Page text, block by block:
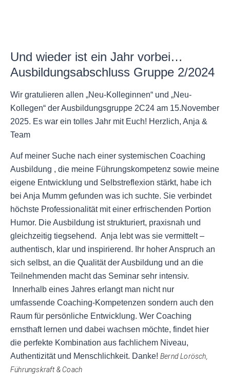
Und wieder ist ein Jahr vorbei…
Ausbildungsabschluss Gruppe 2/2024
Wir gratulieren allen „Neu-Kolleginnen“ und „Neu-
Kollegen“ der Ausbildungsgruppe 2C24 am 15.November
2025. Es war ein tolles Jahr mit Euch! Herzlich, Anja &
Team
Auf meiner Suche nach einer systemischen Coaching
Ausbildung , die meine Führungskompetenz sowie meine
eigene Entwicklung und Selbstreflexion stärkt, habe ich
bei Anja Mumm gefunden was ich suchte. Sie verbindet
höchste Professionalität mit einer erfrischenden Portion
Humor. Die Ausbildung ist strukturiert, praxisnah und
gleichzeitig tiegsehend. Anja lebt was sie vermittelt –
authentisch, klar und inspirierend. Ihr hoher Anspruch an
sich selbst, an die Qualität der Ausbildung und an die
Teilnehmenden macht das Seminar sehr intensiv.
Innerhalb eines Jahres erlangt man nicht nur
umfassende Coaching-Kompetenzen sondern auch den
Raum für persönliche Entwicklung. Wer Coaching
ernsthaft lernen und dabei wachsen möchte, findet hier
die perfekte Kombination aus fachlichem Niveau,
Authentizität und Menschlichkeit. Danke! Bernd Lorösch,
Führungskraft & Coach